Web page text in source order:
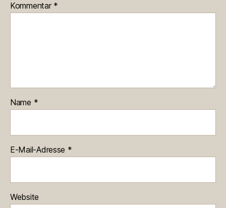
Kommentar *
Name *
E-Mail-Adresse *
Website